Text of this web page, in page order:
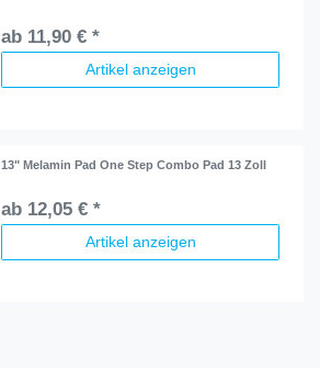
ab 11,90 € *
Artikel anzeigen
13" Melamin Pad One Step Combo Pad 13 Zoll
ab 12,05 € *
Artikel anzeigen